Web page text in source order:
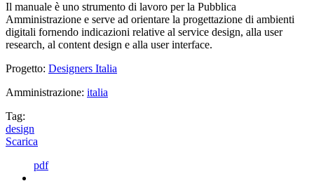
Il manuale è uno strumento di lavoro per la Pubblica
Amministrazione e serve ad orientare la progettazione di ambienti
digitali fornendo indicazioni relative al service design, alla user
research, al content design e alla user interface.
Progetto: Designers Italia
Amministrazione: italia
Tag:
design
Scarica
pdf